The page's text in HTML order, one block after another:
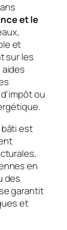
et le
et
sur les
ou
bâti est
en
des
garantit
et